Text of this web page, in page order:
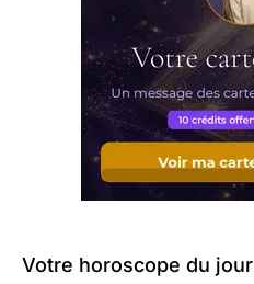
Votre horoscope du jour